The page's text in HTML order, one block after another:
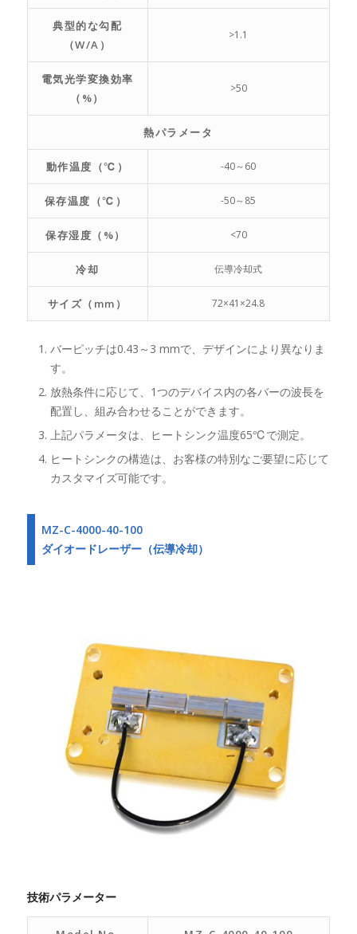
典型的な勾配
（W/A）
>1.1
電気光学変換効率
（%）
>50
熱パラメータ
動作温度（℃） -40～60
保存温度（℃） -50～85
保存湿度（%） <70
冷却 伝導冷却式
サイズ（mm） 72×41×24.8
バーピッチは0.43～3 mmで、デザインにより異なりま
す。
放熱条件に応じて、1つのデバイス内の各バーの波長を
配置し、組み合わせることができます。
上記パラメータは、ヒートシンク温度65℃で測定。
ヒートシンクの構造は、お客様の特別なご要望に応じて
カスタマイズ可能です。
MZ-C-4000-40-100
ダイオードレーザー（伝導冷却）
技術パラメーター